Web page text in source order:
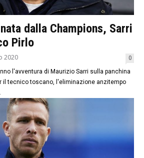
dalla Champions, Sarri
Pirlo
2020 0
l'avventura di Maurizio Sarri sulla panchina
il tecnico toscano, l'eliminazione anzitempo